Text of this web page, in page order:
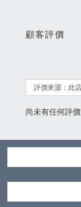
顧客評價
尚未有任何評價